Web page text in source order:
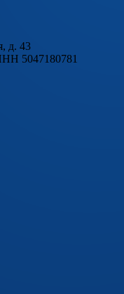
д. 43
5047180781